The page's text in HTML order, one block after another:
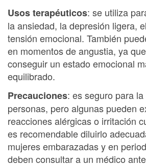
Usos terapéuticos: se utiliza
la ansiedad, la depresión ligera,
tensión emocional. También
en momentos de angustia, ya
conseguir un estado emocional
equilibrado.
Precauciones: es seguro para
personas, pero algunas pueden
reacciones alérgicas o irritación
es recomendable diluirlo
mujeres embarazadas y en
deben consultar a un médico